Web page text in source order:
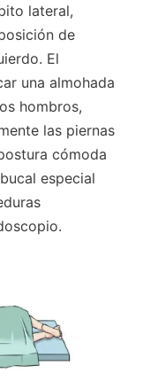
lateral,
de
El
una almohada
hombros,
las piernas
cómoda
especial